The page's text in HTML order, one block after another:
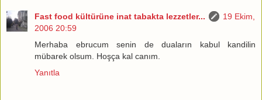
Fast food kültürüne inat tabakta lezzetler...
19 Ekim,
2006 20:59
Merhaba ebrucum senin de duaların kabul kandilin
mübarek olsum. Hoşça kal canım.
Yanıtla